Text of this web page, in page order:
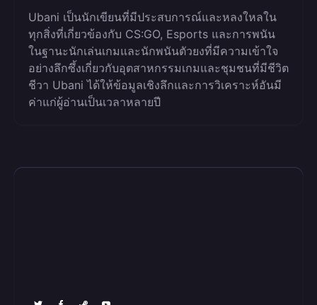
Ubani เป็นนักเขียนที่มีประสบการณ์และหลงใหลใน
ทุกสิ่งที่เกี่ยวข้องกับ CS:GO, Esports และการพนัน
ในฐานะนักเล่นเกมและนักพนันตัวยงที่มีความเข้าใจ
อย่างลึกซึ้งเกี่ยวกับอุตสาหกรรมเกมและชุมชนที่มีชีวิต
ชีวา Ubani ได้ให้ข้อมูลเชิงลึกและการวิเคราะห์อันมี
ค่าแก่ผู้อ่านเป็นเวลาหลายปี